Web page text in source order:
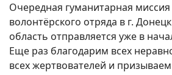
Очередная гуманитарная
волонтёрского отряда в г.
область отправляется уже в
Еще раз благодарим всех
всех жертвователей и